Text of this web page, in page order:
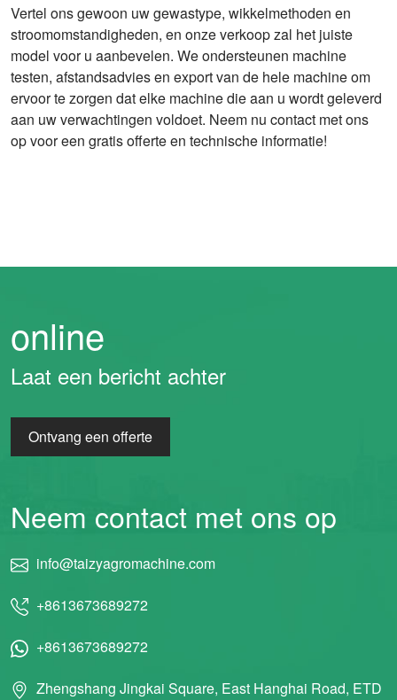
Vertel ons gewoon uw gewastype, wikkelmethoden en
stroomomstandigheden, en onze verkoop zal het juiste
model voor u aanbevelen. We ondersteunen machine
testen, afstandsadvies en export van de hele machine om
ervoor te zorgen dat elke machine die aan u wordt geleverd
aan uw verwachtingen voldoet. Neem nu contact met ons
op voor een gratis offerte en technische informatie!
online
Laat een bericht achter
Ontvang een offerte
Neem contact met ons op
info@taizyagromachine.com
+8613673689272
+8613673689272
Zhengshang Jingkai Square, East Hanghai Road, ETD